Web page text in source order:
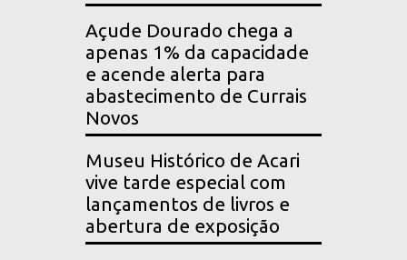
Açude Dourado chega a
apenas 1% da capacidade
e acende alerta para
abastecimento de Currais
Novos
Museu Histórico de Acari
vive tarde especial com
lançamentos de livros e
abertura de exposição